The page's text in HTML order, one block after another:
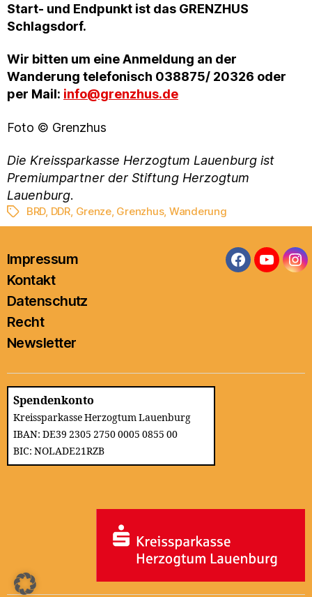
Start- und Endpunkt ist das GRENZHUS
Schlagsdorf.
Wir bitten um eine Anmeldung an der
Wanderung telefonisch 038875/ 20326 oder
per Mail: info@grenzhus.de
Foto © Grenzhus
Die Kreissparkasse Herzogtum Lauenburg ist
Premiumpartner der Stiftung Herzogtum
Lauenburg.
Schlagwörter
BRD, DDR, Grenze, Grenzhus, Wanderung
Impressum
Kontakt
Datenschutz
Recht
Newsletter
Facebook
Spendenkonto
Kreissparkasse Herzogtum Lauenburg
IBAN: DE39 2305 2750 0005 0855 00
BIC: NOLADE21RZB